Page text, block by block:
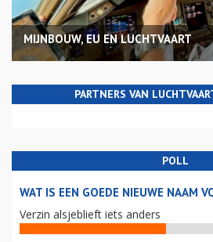
MIJNBOUW, EU EN LUCHTVAART
PARTNERS VAN
POLL
WAT IS EEN GOEDE NIEUWE NAAM
Verzin alsjeblieft iets anders